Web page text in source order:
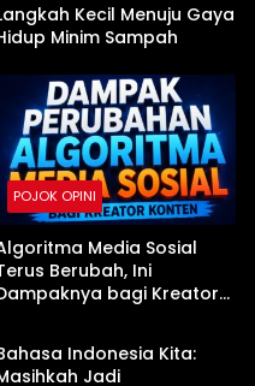
Kecil Menuju Gaya
Minim Sampah
POJOK OPINI
Media Sosial
Berubah, Ini
bagi Kreator
POJOK OPINI
Indonesia Kita:
Jadi